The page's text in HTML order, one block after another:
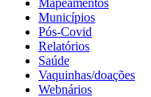
Municípios
Pós-Covid
Relatórios
Saúde
Vaquinhas/doações
Webnários